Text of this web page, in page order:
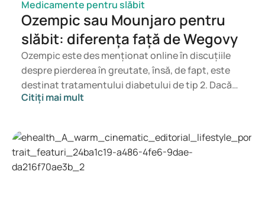
Medicamente pentru slăbit
Ozempic sau Mounjaro pentru
slăbit: diferența față de Wegovy
Ozempic este des menționat online în discuțiile
despre pierderea în greutate, însă, de fapt, este
destinat tratamentului diabetului de tip 2. Dacă
ești în căutarea unui tratament pentru controlul
tratamentului potrivit va fi făcută de un medic, în
funcție de starea ta de sănătate, indicele de masă
corporală (IMC) și utilizarea altor medicamente.
Citiți mai mult